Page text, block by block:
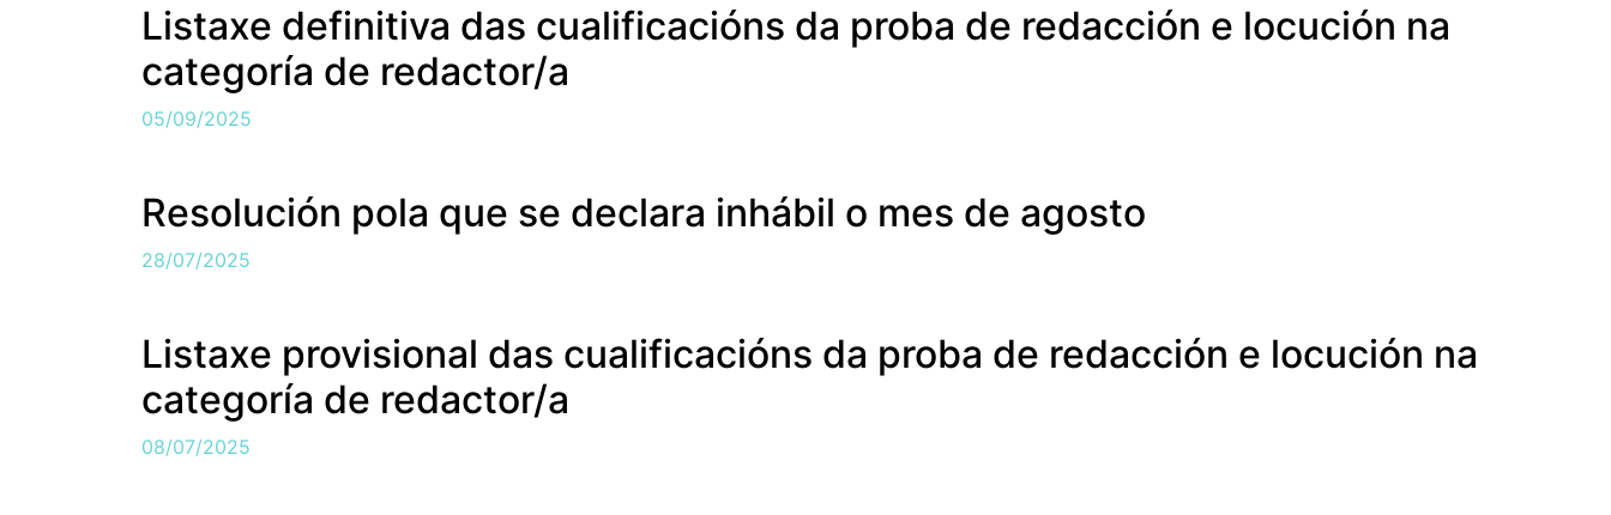
Listaxe definitiva das cualificacións da proba de redacción e locución na
categoría de redactor/a
05/09/2025
Resolución pola que se declara inhábil o mes de agosto
28/07/2025
Listaxe provisional das cualificacións da proba de redacción e locución na
categoría de redactor/a
08/07/2025